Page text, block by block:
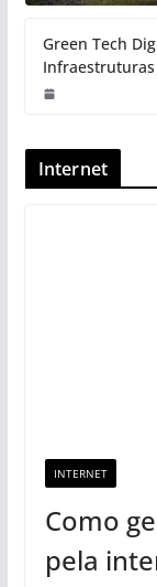
Green Tech
Infraestruturas
Internet
INTERNET
Como
pela